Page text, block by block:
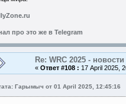
про это же в Telegram
Re: WRC 2025 -
« Ответ #108 : 17 April 2025,
Гарымыч от 01 April 2025, 12:45:16